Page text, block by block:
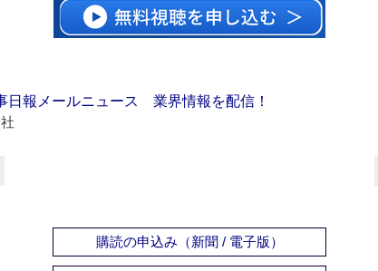
報メールニュース 業界情報を配信！
購読の申込み（新聞 / 電子版）